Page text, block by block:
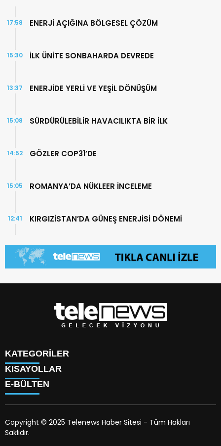
ENERJİ AÇIĞINA BÖLGESEL ÇÖZÜM
17:58
İLK ÜNİTE SONBAHARDA DEVREDE
15:30
ENERJİDE YERLİ VE YEŞİL DÖNÜŞÜM
13:37
SÜRDÜRÜLEBİLİR HAVACILIKTA BİR İLK
15:08
GÖZLER COP31’DE
14:52
ROMANYA’DA NÜKLEER İNCELEME
15:05
KIRGIZİSTAN’DA GÜNEŞ ENERJİSİ DÖNEMİ
12:41
KATEGORİLER
TÜRK DÜNYASI
SAVUNMA SANAYİİ
KÜLTÜR
SANAT
KISAYOLLAR
KÜNYE
HAKKIMIZDA
HAVA DURUMU
PİYASALAR
E-BÜLTEN
telenews.com.tr
Copyright © 2025 Telenews Haber Sitesi - Tüm Hakları
Saklıdır.